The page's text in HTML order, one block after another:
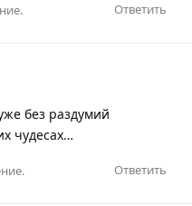
Ответить
без раздумий
чудесах…
Ответить